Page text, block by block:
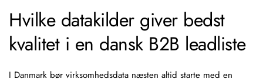
Hvilke datakilder giver bedst
kvalitet i en dansk B2B leadliste
I Danmark bør virksomhedsdata næsten altid starte med en